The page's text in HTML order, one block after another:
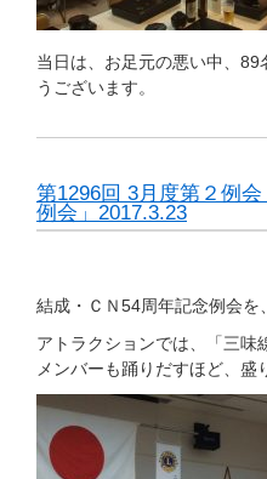
当日は、お足元の悪い中、89
うございます。
第1296回 3月度第２例
例会」2017.3.23
結成・ＣＮ54周年記念例会を
アトラクションでは、「三味
メンバーも踊りだすほど、盛